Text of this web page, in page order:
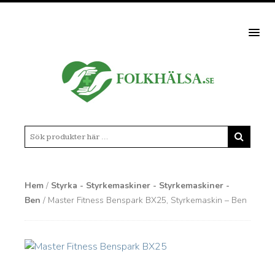
Hem / Styrka - Styrkemaskiner - Styrkemaskiner -
Ben / Master Fitness Benspark BX25, Styrkemaskin – Ben